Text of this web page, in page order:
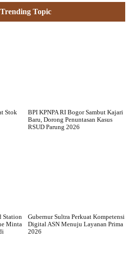
Trending Topic
Stok
BPI KPNPA RI Bogor Sambut Kajari
Baru, Dorong Penuntasan Kasus
RSUD Parung 2026
Station
Minta
Gubernur Sultra Perkuat Kompetensi
Digital ASN Menuju Layanan Prima
2026